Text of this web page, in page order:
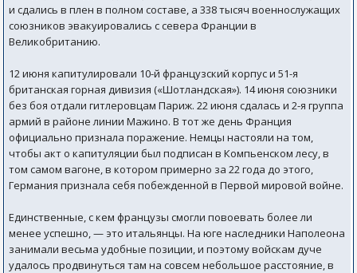
и сдались в плен в полном составе, а 338 тысяч военнослужащих
союзников эвакуировались с севера Франции в
Великобританию.
12 июня капитулировали 10-й французский корпус и 51-я
британская горная дивизия («Шотландская»). 14 июня союзники
без боя отдали гитлеровцам Париж. 22 июня сдалась и 2-я группа
армий в районе линии Мажино. В тот же день Франция
официально признала поражение. Немцы настояли на том,
чтобы акт о капитуляции был подписан в Компьенском лесу, в
том самом вагоне, в котором примерно за 22 года до этого,
Германия признала себя побежденной в Первой мировой войне.
Единственные, с кем французы смогли повоевать более ли
менее успешно, — это итальянцы. На юге наследники Наполеона
занимали весьма удобные позиции, и поэтому войскам дуче
удалось продвинуться там на совсем небольшое расстояние, в